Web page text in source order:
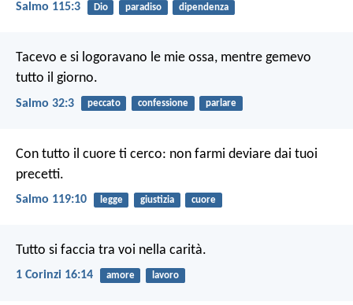
Salmo 115:3 Dio paradiso dipendenza
Tacevo e si logoravano le mie ossa, mentre gemevo
tutto il giorno.
Salmo 32:3 peccato confessione parlare
Con tutto il cuore ti cerco: non farmi deviare dai tuoi
precetti.
Salmo 119:10 legge giustizia cuore
Tutto si faccia tra voi nella carità.
1 Corinzi 16:14 amore lavoro